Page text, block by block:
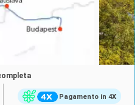
Pagamento in 4X